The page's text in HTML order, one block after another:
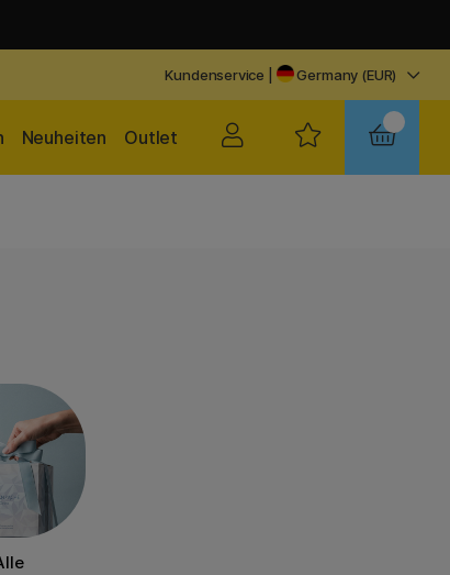
Kundenservice Germany (EUR)
Outlet
Neuheiten